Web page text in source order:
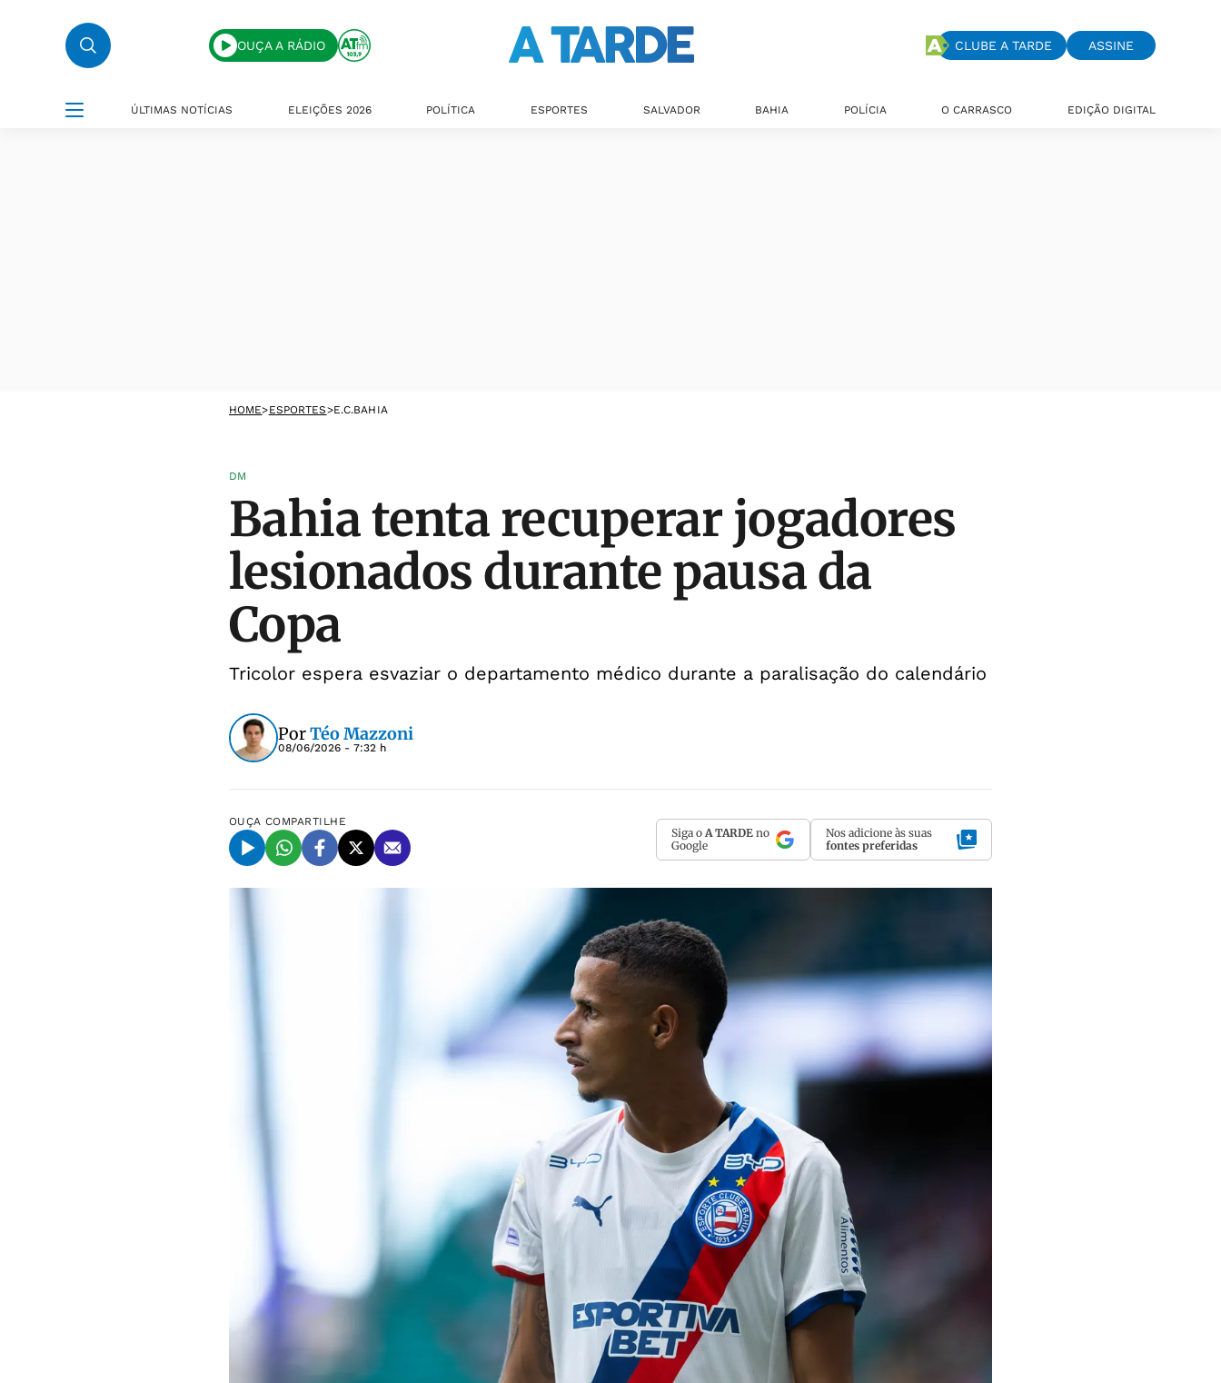
OUÇA A RÁDIO CLUBE A TARDE ASSINE
ÚLTIMAS NOTÍCIAS ELEIÇÕES 2026 POLÍTICA ESPORTES SALVADOR BAHIA POLÍCIA O CARRASCO EDIÇÃO DIGITAL
HOME>ESPORTES>E.C.BAHIA
DM
Bahia tenta recuperar jogadores
lesionados durante pausa da
Copa
Tricolor espera esvaziar o departamento médico durante a paralisação do calendário
PorTéo Mazzoni
08/06/2026 - 7:32 h
OUÇA COMPARTILHE
Siga o A TARDE no
Google
Nos adicione às suas
fontes preferidas